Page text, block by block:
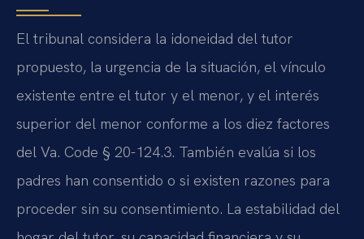
El tribunal considera la idoneidad del tutor
propuesto, la urgencia de la situación, el vínculo
existente entre el tutor y el menor, y el interés
superior del menor conforme a los diez factores
del Va. Code § 20-124.3. También evalúa si los
padres han consentido o si existen razones para
proceder sin su consentimiento. La estabilidad del